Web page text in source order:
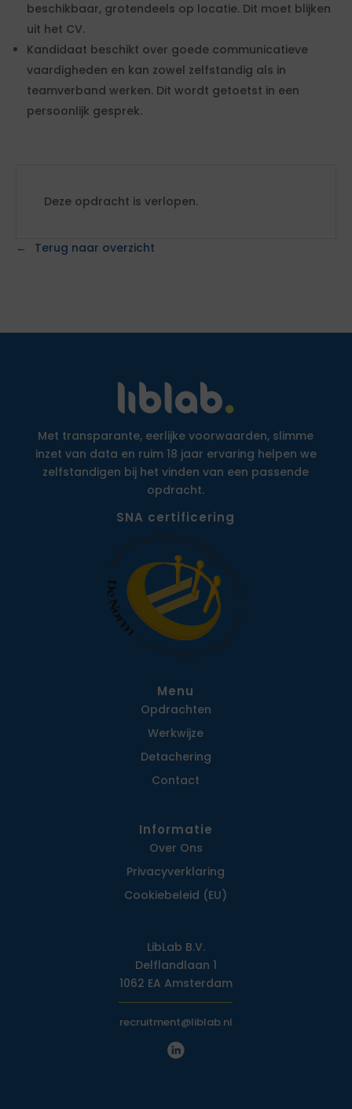
beschikbaar, grotendeels op locatie. Dit moet blijken
uit het CV.
Kandidaat beschikt over goede communicatieve
vaardigheden en kan zowel zelfstandig als in
teamverband werken. Dit wordt getoetst in een
persoonlijk gesprek.
Deze opdracht is verlopen.
Terug naar overzicht
Met transparante, eerlijke voorwaarden, slimme
inzet van data en ruim 18 jaar ervaring helpen we
zelfstandigen bij het vinden van een passende
opdracht.
SNA certificering
Menu
Opdrachten
Werkwijze
Detachering
Contact
Informatie
Over Ons
Privacy­verklaring
Cookiebeleid (EU)
LibLab B.V.
Delflandlaan 1
1062 EA Amsterdam
recruitment@liblab.nl